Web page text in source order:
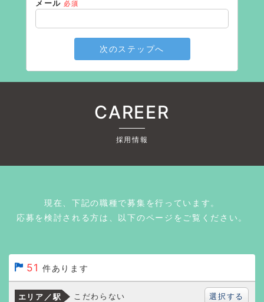
メール 必須
次のステップへ
CAREER
採用情報
現在、下記の職種で募集を行っています。
応募を検討される方は、以下のページをご覧ください。
51 件あります
エリア／駅 こだわらない 選択する